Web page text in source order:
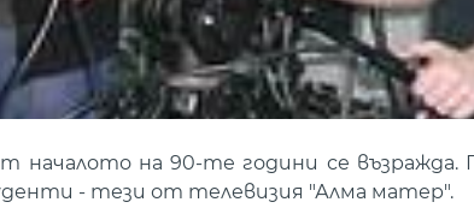
началото на 90-те години се възражда.
- тези от телевизия "Алма матер".